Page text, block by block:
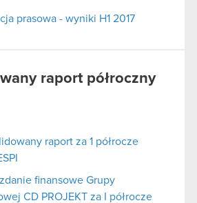
prasowa - wyniki H1 2017
raport półroczny
raport za 1 półrocze
finansowe Grupy
CD PROJEKT za I półrocze